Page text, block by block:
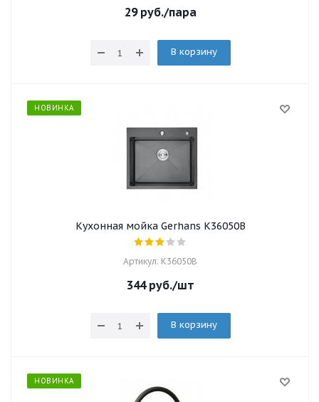
29руб./пара
В корзину
НОВИНКА
Кухонная мойка Gerhans K36050B
Артикул: K36050B
344руб./шт
В корзину
НОВИНКА